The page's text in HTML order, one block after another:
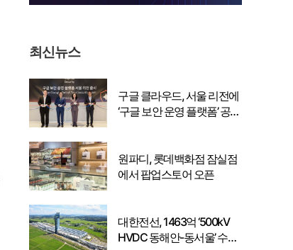
최신뉴스
구글 클라우드, 서울 리전에
‘구글 보안 운영 플랫폼’ 공식
원파디, 롯데백화점 잠실점
에서 팝업스토어 오픈
대한전선, 1463억 ‘500kV
HVDC 동해안-동서울’ 수